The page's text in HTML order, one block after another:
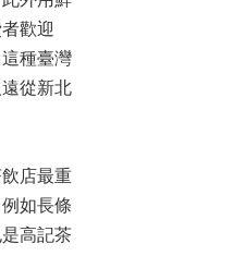
歡迎
種臺灣
從新北
店最重
如長條
高記茶